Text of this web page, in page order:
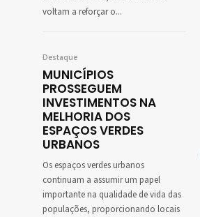
voltam a reforçar o...
Destaque
MUNICÍPIOS
PROSSEGUEM
INVESTIMENTOS NA
MELHORIA DOS
ESPAÇOS VERDES
URBANOS
Os espaços verdes urbanos
continuam a assumir um papel
importante na qualidade de vida das
populações, proporcionando locais